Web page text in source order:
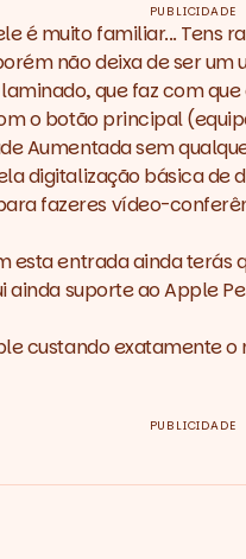
PUBLICIDADE
é muito familiar...
não deixa de ser um
que faz com
o botão principal
Aumentada sem
digitalização básica
fazeres vídeo-
esta entrada ainda
suporte ao Apple
custando exatamente o
PUBLICIDADE